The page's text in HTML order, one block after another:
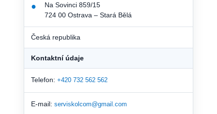
●
Na Sovinci 859/15
724 00 Ostrava – Stará Bělá
Česká republika
Kontaktní údaje
Telefon: +420 732 562 562
E-mail: serviskolcom@gmail.com